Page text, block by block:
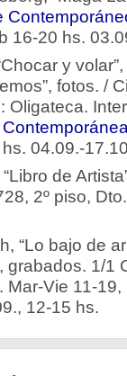
16-20 hs.
y
fotos. /
Oligateca.
04.09.-
de
2º piso,
“Lo bajo de
grabados. 1/1
Mar-Vie 11-
12-15 hs.